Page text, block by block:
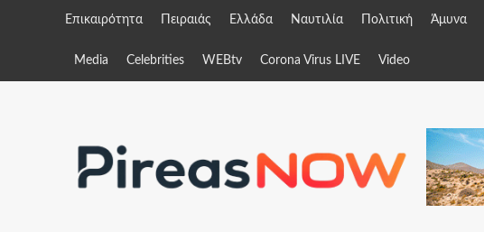
Επικαιρότητα Πειραιάς Ελλάδα Ναυτιλία Πολιτική Άμυνα
Media Celebrities WEBtv Corona Virus LIVE Video